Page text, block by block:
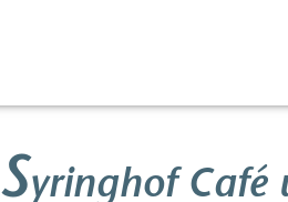
Syringhof Café